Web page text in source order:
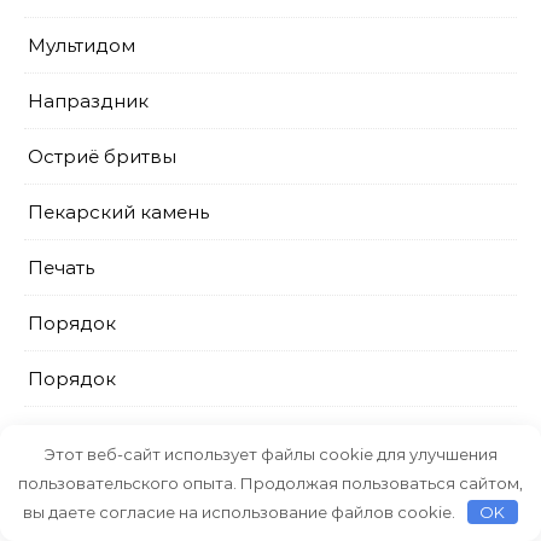
Мультидом
Напраздник
Остриё бритвы
Пекарский камень
Печать
Порядок
Порядок
ПрестижСервис
Этот веб-сайт использует файлы cookie для улучшения
пользовательского опыта. Продолжая пользоваться сайтом,
вы даете согласие на использование файлов cookie.
OK